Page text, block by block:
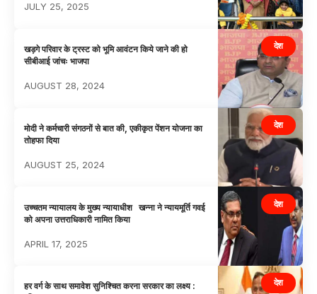
JULY 25, 2025
देश
खड़गे परिवार के ट्रस्ट को भूमि आवंटन किये जाने की हो
सीबीआई जांचः भाजपा
AUGUST 28, 2024
देश
मोदी ने कर्मचारी संगठनों से बात की, एकीकृत पेंशन योजना का
तोहफा दिया
AUGUST 25, 2024
देश
उच्चतम न्यायालय के मुख्य न्यायाधीश खन्ना ने न्यायमूर्ति गवई
को अपना उत्तराधिकारी नामित किया
APRIL 17, 2025
देश
हर वर्ग के साथ समावेश सुनिश्चित करना सरकार का लक्ष्य :